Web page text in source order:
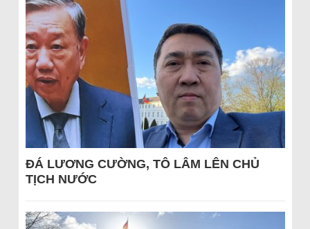
ĐÁ LƯƠNG CƯỜNG, TÔ LÂM LÊN CHỦ
TỊCH NƯỚC